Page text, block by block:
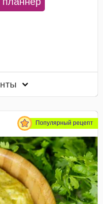
Популярный рецепт